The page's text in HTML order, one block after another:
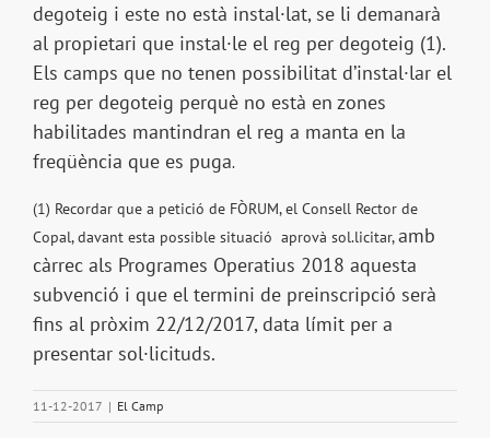
degoteig i este no està instal·lat, se li demanarà
al propietari que instal·le el reg per degoteig (1).
Els camps que no tenen possibilitat d’instal·lar el
reg per degoteig perquè no està en zones
habilitades mantindran el reg a manta en la
freqüència que es puga.
(1) Recordar que a petició de FÒRUM, el Consell Rector de
Copal, davant esta possible situació aprovà sol.licitar,amb
càrrec als Programes Operatius 2018 aquesta
subvenció i que el termini de preinscripció serà
fins al pròxim 22/12/2017, data límit per a
presentar sol·licituds.
11-12-2017 | El Camp